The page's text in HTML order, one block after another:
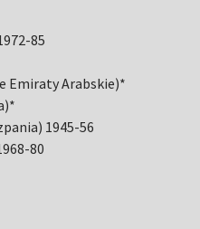
85
Emiraty Arabskie)*
1945-56
80